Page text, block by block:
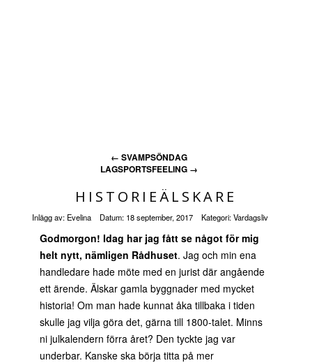
← SVAMPSÖNDAG
LAGSPORTSFEELING →
HISTORIEÄLSKARE
Inlägg av: Evelina Datum: 18 september, 2017 Kategori:Vardagsliv
Godmorgon! Idag har jag fått se något för mig
helt nytt, nämligen Rådhuset. Jag och min ena
handledare hade möte med en jurist där angående
ett ärende. Älskar gamla byggnader med mycket
historia! Om man hade kunnat åka tillbaka i tiden
skulle jag vilja göra det, gärna till 1800-talet. Minns
ni julkalendern förra året? Den tyckte jag var
underbar. Kanske ska börja titta på mer